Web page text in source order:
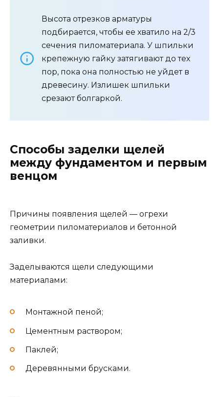
Высота отрезков арматуры
подбирается, чтобы ее хватило на 2/3
сечения пиломатериала. У шпильки
крепежную гайку затягивают до тех
пор, пока она полностью не уйдет в
древесину. Излишек шпильки
срезают болгаркой.
Способы заделки щелей
между фундаментом и первым
венцом
Причины появления щелей — огрехи
геометрии пиломатериалов и бетонной
заливки.
Заделываются щели следующими
материалами:
Монтажной пеной;
Цементным раствором;
Паклей;
Деревянными брусками.